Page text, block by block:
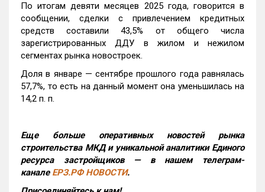
По итогам девяти месяцев 2025 года, говорится в
сообщении, сделки с привлечением кредитных
средств составили 43,5% от общего числа
зарегистрированных ДДУ в жилом и нежилом
сегментах рынка новостроек.
Доля в январе — сентябре прошлого года равнялась
57,7%, то есть на данный момент она уменьшилась на
14,2 п. п.
Еще больше оперативных новостей рынка
строительства МКД и уникальной аналитики Единого
ресурса застройщиков — в нашем телеграм-
канале ЕРЗ.РФ НОВОСТИ.